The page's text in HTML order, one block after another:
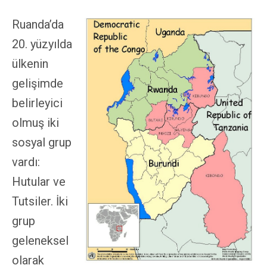
Ruanda’da
20. yüzyılda
ülkenin
gelişimde
belirleyici
olmuş iki
sosyal grup
vardı:
Hutular ve
Tutsiler. İki
grup
geleneksel
olarak